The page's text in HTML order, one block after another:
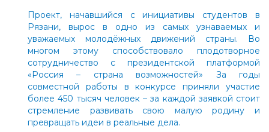
Проект, начавшийся с инициативы студентов в
Рязани, вырос в одно из самых узнаваемых и
уважаемых молодёжных движений страны. Во
многом этому способствовало плодотворное
сотрудничество с президентской платформой
«Россия – страна возможностей» За годы
совместной работы в конкурсе приняли участие
более 450 тысяч человек – за каждой заявкой стоит
стремление развивать свою малую родину и
превращать идеи в реальные дела.